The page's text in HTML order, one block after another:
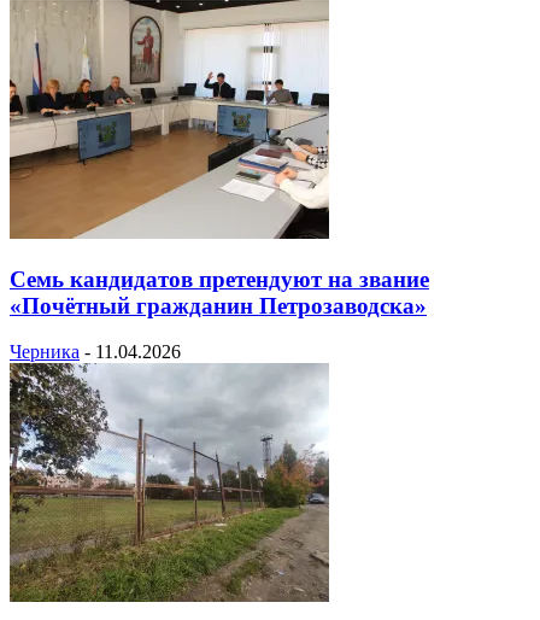
Семь кандидатов претендуют на звание
«Почётный гражданин Петрозаводска»
Черника - 11.04.2026